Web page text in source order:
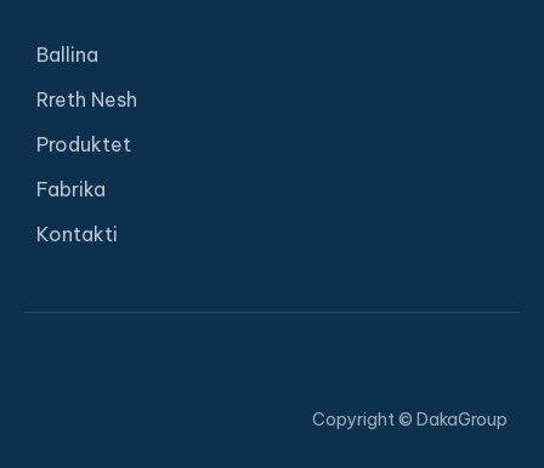
Ballina
Rreth Nesh
Produktet
Fabrika
Kontakti
Copyright © DakaGroup